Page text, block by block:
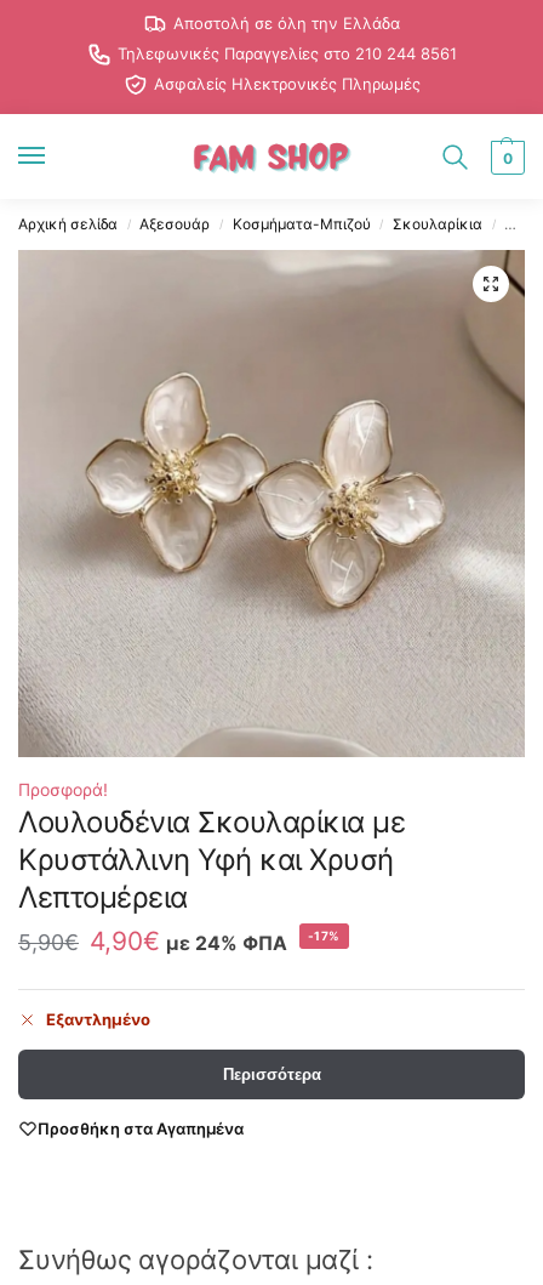
Αποστολή σε όλη την Ελλάδα
Τηλεφωνικές Παραγγελίες στο 210 244 8561
Ασφαλείς Ηλεκτρονικές Πληρωμές
0
Αρχική σελίδα / Αξεσουάρ / Κοσμήματα-Μπιζού / Σκουλαρίκια /
Προσφορά!
Λουλουδένια Σκουλαρίκια με
Κρυστάλλινη Υφή και Χρυσή
Λεπτομέρεια
5,90€ 4,90€ με 24% ΦΠΑ -17%
Εξαντλημένο
Περισσότερα
Προσθήκη στα Αγαπημένα
Συνήθως αγοράζονται μαζί :